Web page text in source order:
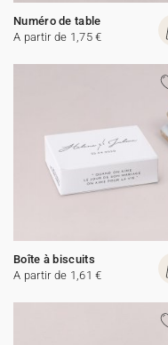
Numéro de table
A partir de 1,75 €
Boîte à biscuits
A partir de 1,61 €